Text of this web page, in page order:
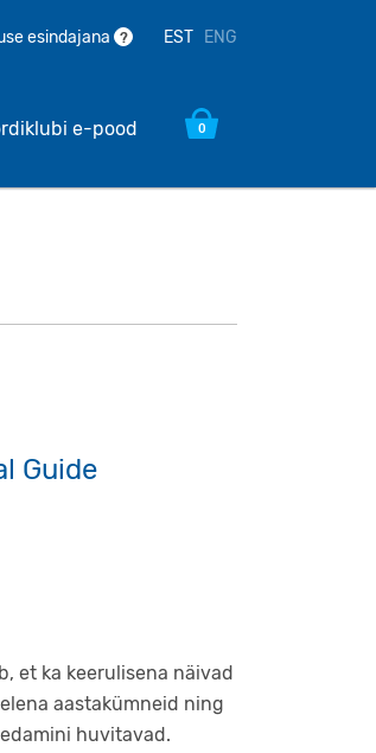
esindajana ? EST ENG
e-pood 0
Guide
et ka keerulisena näivad
aastakümneid ning
huvitavad.